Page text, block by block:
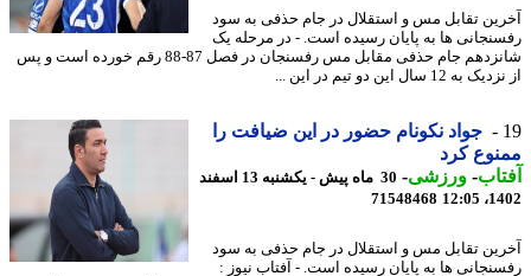
تقابل مس و استقلال در جام حذفی به سود
ها به پایان رسیده است. - در مرحله یک
شانزدهم جام حذفی مقابل مس رفسنجان در فصل 87-88 رقم خورده است و پس
12 سال این دو تیم در این ...
جواد نکونام حضور در این ضیافت را
کرد
-ورزشی-
30 ماه پیش - یکشنبه 13 اسفند
71548468
تقابل مس و استقلال در جام حذفی به سود
ها به پایان رسیده است. - آفتاب نیوز :